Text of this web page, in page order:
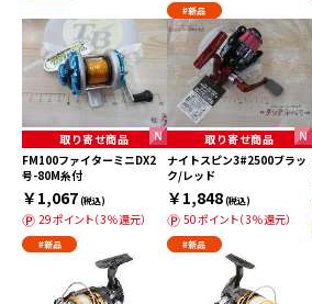
#新品
取り寄せ商品
FM100ファイターミニDX2
号-80M糸付
￥1,067(税込)
29ポイント（3％還元）
#新品
取り寄せ商品
ナイトスピン3#2500ブラッ
ク/レッド
￥1,848(税込)
50ポイント（3％還元）
#新品